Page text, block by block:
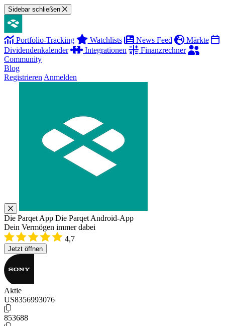
Sidebar schließen
Portfolio-Tracking Watchlists News Feed
Märkte
Dividendenkalender
Integrationen
Finanzrechner
Community
Blog
Registrieren Anmelden
Die Parqet App Die Parqet Android-App
Dein Vermögen immer dabei
4,7
Jetzt öffnen
Aktie
US8356993076
853688